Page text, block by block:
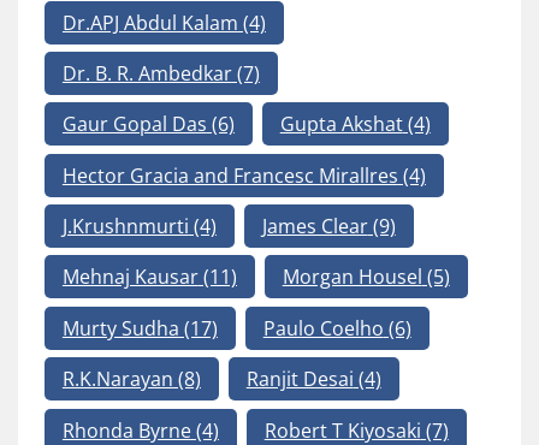
Dr.APJ Abdul Kalam (4)
Dr. B. R. Ambedkar(7)
Gaur Gopal Das (6) Gupta Akshat(4)
Hector Gracia and Francesc Mirallres (4)
J.Krushnmurti (4) James Clear(9)
Mehnaj Kausar(11) Morgan Housel (5)
Murty Sudha (17) Paulo Coelho (6)
R.K.Narayan (8) Ranjit Desai (4)
Rhonda Byrne(4) Robert T Kiyosaki (7)